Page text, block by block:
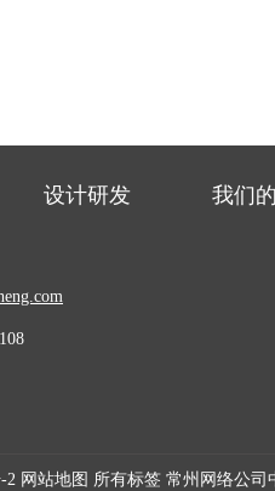
设计研发 我们
2 网站地图 所有标签 常州网络公司